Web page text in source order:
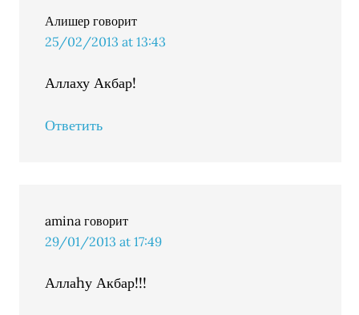
Алишер говорит
25/02/2013 at 13:43
Аллаху Акбар!
Ответить
amina говорит
29/01/2013 at 17:49
Аллаhу Акбар!!!